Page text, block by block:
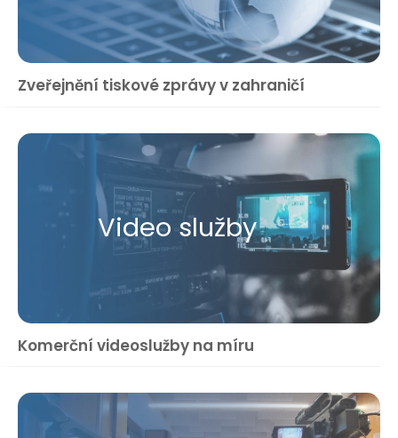
Zveřejnění tiskové zprávy v zahraničí
Video služby
Komerční videoslužby na míru